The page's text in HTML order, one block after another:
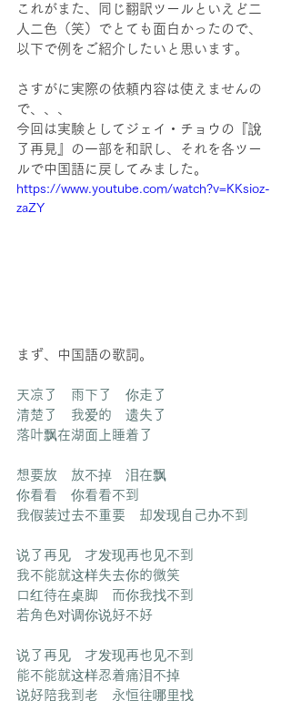
これがまた、同じ翻訳ツールといえど二
人二色（笑）でとても面白かったので、
以下で例をご紹介したいと思います。
さすがに実際の依頼内容は使えませんの
で、、、
今回は実験としてジェイ・チョウの『說
了再見』の一部を和訳し、それを各ツー
ルで中国語に戻してみました。
https://www.youtube.com/watch?v=KKsioz-
zaZY
まず、中国語の歌詞。
天凉了　雨下了　你走了
清楚了　我爱的　遗失了
落叶飘在湖面上睡着了
想要放　放不掉　泪在飘
你看看　你看看不到
我假装过去不重要　却发现自己办不到
说了再见　才发现再也见不到
我不能就这样失去你的微笑
口红待在桌脚　而你我找不到
若角色对调你说好不好
说了再见　才发现再也见不到
能不能就这样忍着痛泪不掉
说好陪我到老　永恒往哪里找